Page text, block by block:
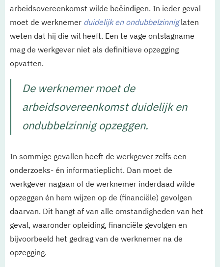
arbeidsovereenkomst wilde beëindigen. In ieder geval
moet de werknemer duidelijk en ondubbelzinniglaten
weten dat hij die wil heeft. Een te vage ontslagname
mag de werkgever niet als definitieve opzegging
opvatten.
De werknemer moet de
arbeidsovereenkomst duidelijk en
ondubbelzinnig opzeggen.
In sommige gevallen heeft de werkgever zelfs een
onderzoeks- én informatieplicht. Dan moet de
werkgever nagaan of de werknemer inderdaad wilde
opzeggen én hem wijzen op de (financiële) gevolgen
daarvan. Dit hangt af van alle omstandigheden van het
geval, waaronder opleiding, financiële gevolgen en
bijvoorbeeld het gedrag van de werknemer na de
opzegging.